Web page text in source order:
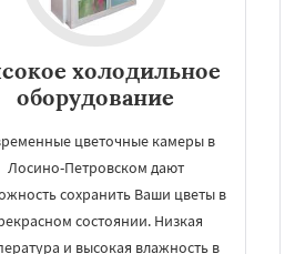
холодильное
оборудование
цветочные камеры в
Лосино-Петровском дают
сохранить Ваши цветы в
состоянии. Низкая
и высокая влажность в